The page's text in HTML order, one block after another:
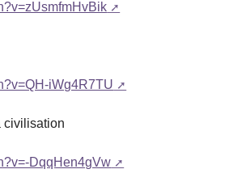
iWg4R7TU
civilisation
DqqHen4gVw